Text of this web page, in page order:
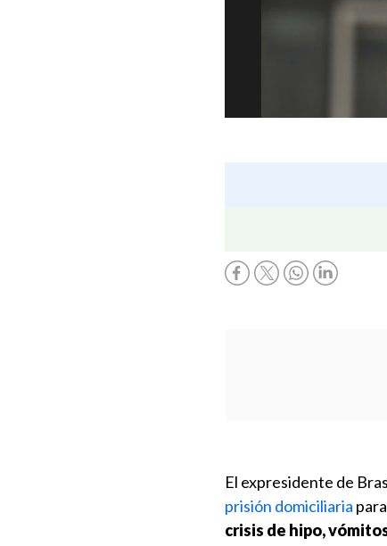
El expresidente de
prisión domiciliaria
crisis de hipo,